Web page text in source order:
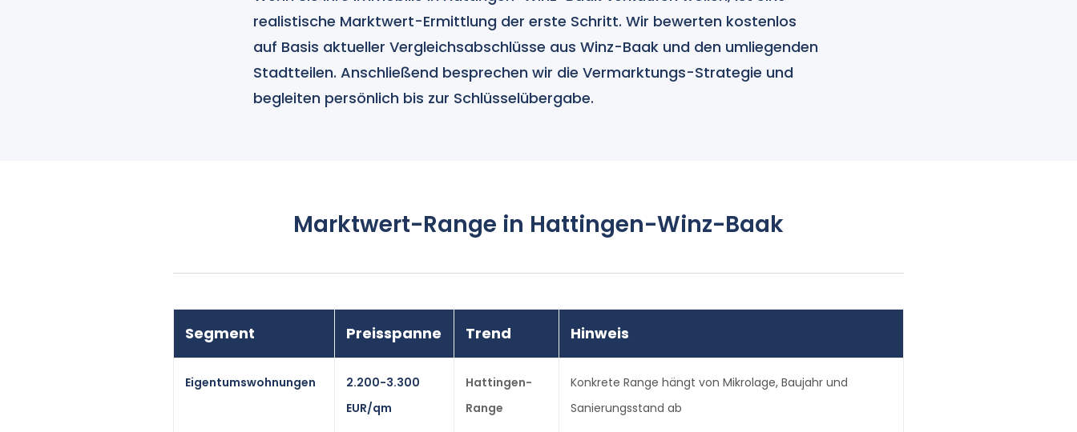
realistische Marktwert-Ermittlung der erste Schritt. Wir bewerten kostenlos
auf Basis aktueller Vergleichsabschlüsse aus Winz-Baak und den umliegenden
Stadtteilen. Anschließend besprechen wir die Vermarktungs-Strategie und
begleiten persönlich bis zur Schlüsselübergabe.
Marktwert-Range in Hattingen-Winz-Baak
Segment Preisspanne Trend Hinweis
Eigentumswohnungen
2.200-3.300
EUR/qm
Hattingen-
Range
Konkrete Range hängt von Mikrolage, Baujahr und
Sanierungsstand ab